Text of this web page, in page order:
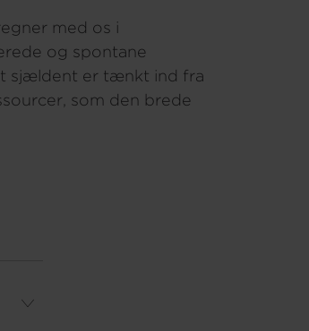
med os i
og spontane
sjældent er tænkt ind fra
som den brede